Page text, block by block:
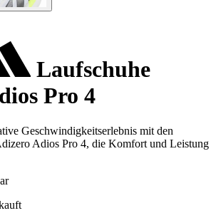
Laufschuhe
Pro 4
Geschwindigkeitserlebnis mit den
Adios Pro 4, die Komfort und Leistung